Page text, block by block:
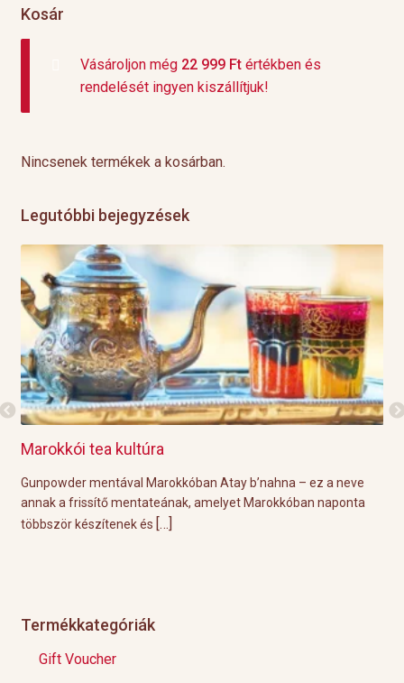
Kosár
Vásároljon még 22 999 Ftértékben és
rendelését ingyen kiszállítjuk!
Nincsenek termékek a kosárban.
Legutóbbi bejegyzések
b’nahna – ez a neve
Marokkóban naponta
Grillre visszük a teát!
A közelgő indián nyár és a kellemesen
tökéletes körülményeket biztosítanak a
Éppen ezért ebben a
Termékkategóriák
Gift Voucher